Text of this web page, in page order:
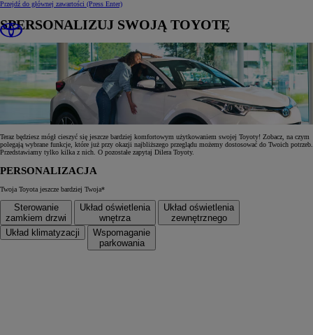
Przejdź do głównej zawartości (Press Enter)
SPERSONALIZUJ SWOJĄ TOYOTĘ
Teraz będziesz mógł cieszyć się jeszcze bardziej komfortowym użytkowaniem swojej Toyoty! Zobacz, na czym
polegają wybrane funkcje, które już przy okazji najbliższego przeglądu możemy dostosować do Twoich potrzeb.
Przedstawiamy tylko kilka z nich. O pozostałe zapytaj Dilera Toyoty.
PERSONALIZACJA
Twoja Toyota jeszcze bardziej Twoja*
Sterowanie
zamkiem drzwi
Układ oświetlenia
wnętrza
Układ oświetlenia
zewnętrznego
Układ klimatyzacji
Wspomaganie
parkowania